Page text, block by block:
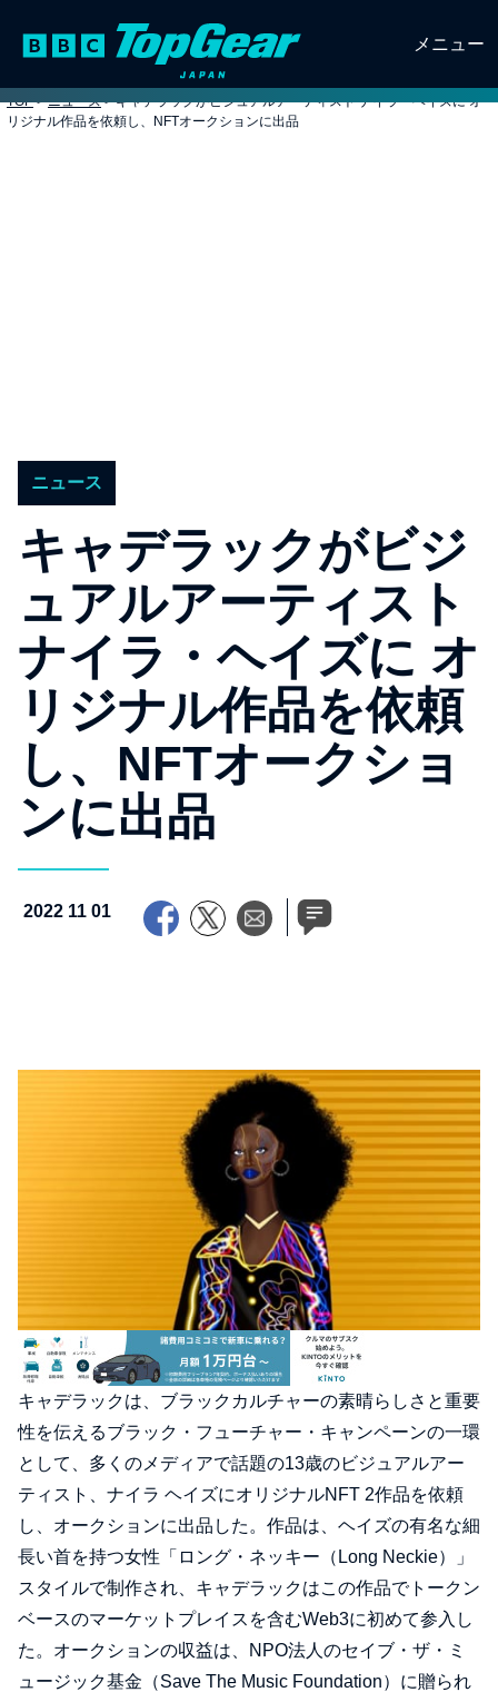
メニュー
TOP > ニュース > キャデラックがビジュアルアーティスト ナイラ・ヘイズに オ
リジナル作品を依頼し、NFTオークションに出品
ニュース
キャデラックがビジ
ュアルアーティスト
ナイラ・ヘイズに オ
リジナル作品を依頼
し、NFTオークショ
ンに出品
2022 11 01
キャデラックは、ブラックカルチャーの素晴らしさと重要
性を伝えるブラック・フューチャー・キャンペーンの一環
として、多くのメディアで話題の13歳のビジュアルアー
ティスト、ナイラ ヘイズにオリジナルNFT 2作品を依頼
し、オークションに出品した。作品は、ヘイズの有名な細
長い首を持つ女性「ロング・ネッキー（Long Neckie）」
スタイルで制作され、キャデラックはこの作品でトークン
ベースのマーケットプレイスを含むWeb3に初めて参入し
た。オークションの収益は、NPO法人のセイブ・ザ・ミ
ュージック基金（Save The Music Foundation）に贈られ